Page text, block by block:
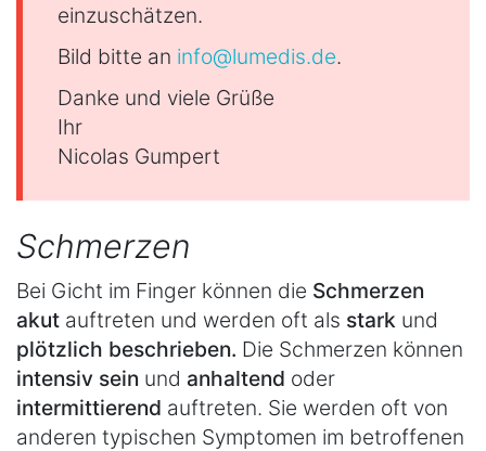
einzuschätzen.
Bild bitte an info@lumedis.de.
Danke und viele Grüße
Ihr
Nicolas Gumpert
Schmerzen
Bei Gicht im Finger können die Schmerzen
akut auftreten und werden oft als stark und
plötzlich beschrieben. Die Schmerzen können
intensiv sein und anhaltend oder
intermittierend auftreten. Sie werden oft von
anderen typischen Symptomen im betroffenen